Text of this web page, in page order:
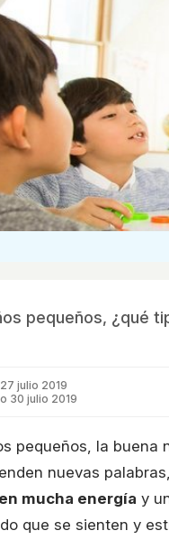
pequeños, ¿qué
27 julio 2019
30 julio 2019
pequeños, la buena
nuevas
mucha energía y
que se sienten y